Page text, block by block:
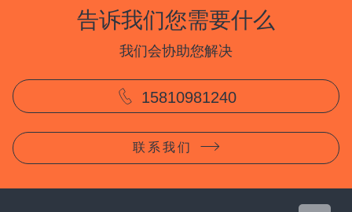
告诉我们您需要什么
我们会协助您解决
15810981240
联系我们